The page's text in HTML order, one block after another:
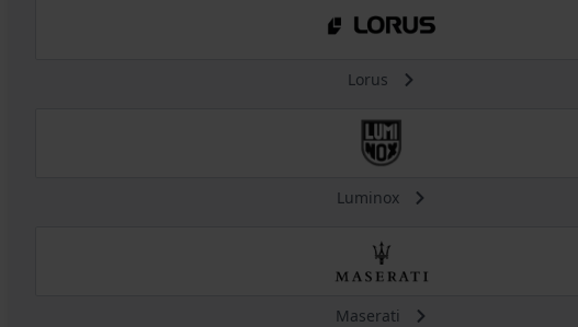
Lorus
Luminox
Maserati